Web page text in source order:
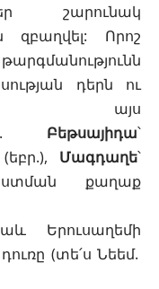
շարունակ
զբաղվել: Որոշ
դերն ու
այս
Բեթսայիդա՝
Մագդաղե՝
քաղաք
Երուսաղեմի
դուռը (տե՛սՆեեմ.